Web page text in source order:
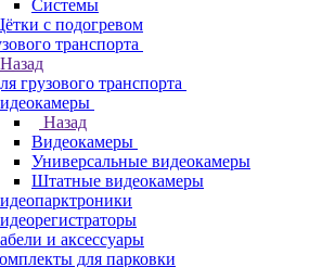
Системы
с подогревом
транспорта
Назад
грузового транспорта
Назад
Видеокамеры
Универсальные видеокамеры
Штатные видеокамеры
и аксессуары
для парковки